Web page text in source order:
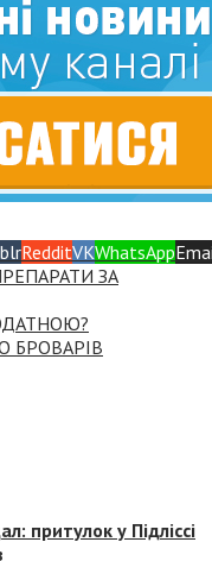
RedditVKWhatsApp
ЗА
БРОВАРІВ
притулок у Підліссі